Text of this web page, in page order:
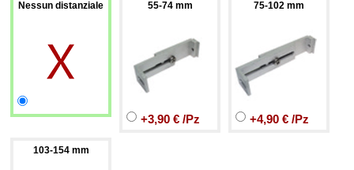
Nessun distanziale 55-74 mm
+3,90 € /Pz
75-102 mm
+4,90 € /Pz
103-154 mm